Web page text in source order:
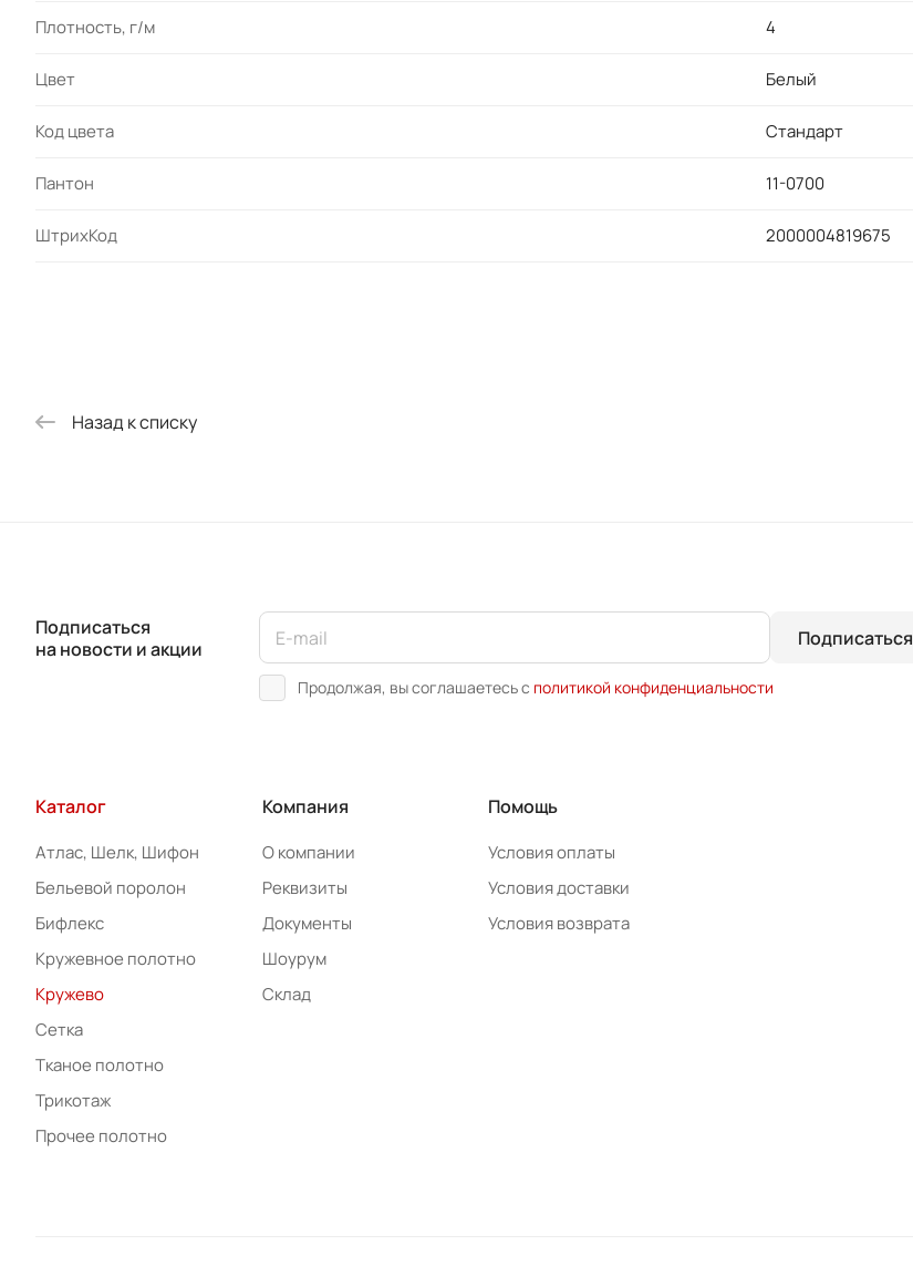
Плотность, г/м 4
Цвет Белый
Код цвета Стандарт
Пантон 11-0700
ШтрихКод 2000004819675
Назад к списку
Подписаться
на новости и акции
Подписаться
Продолжая, вы соглашаетесь с политикой конфиденциальности
Каталог
Атлас, Шелк, Шифон
Бельевой поролон
Бифлекс
Кружевное полотно
Кружево
Сетка
Тканое полотно
Трикотаж
Прочее полотно
Компания
О компании
Реквизиты
Документы
Шоурум
Склад
Помощь
Условия оплаты
Условия доставки
Условия возврата